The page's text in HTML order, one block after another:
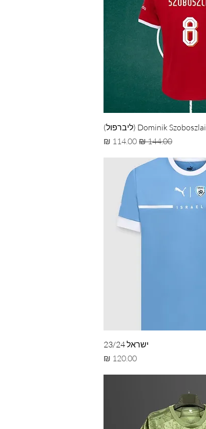
Dominik Szoboszlai (ליברפול)
מחיר רגיל מחיר מבצע
ישראל 23/24
מחיר